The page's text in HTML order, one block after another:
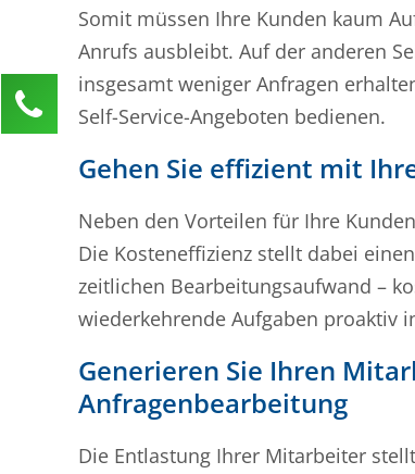
Somit müssen Ihre Kunden kaum
Anrufs ausbleibt. Auf der anderen
insgesamt weniger Anfragen
Self-Service-Angeboten bedienen.
Gehen Sie effizient mit
Neben den Vorteilen für Ihre
Die Kosteneffizienz stellt dabei
zeitlichen Bearbeitungsaufwand –
wiederkehrende Aufgaben proaktiv
Generieren Sie Ihren
Anfragenbearbeitung
Die Entlastung Ihrer Mitarbeiter
Kontaktieren Sie uns!
Anja Klusner
Kundenservice
anja.klusner@mind-force.de
Ihre Anfrage